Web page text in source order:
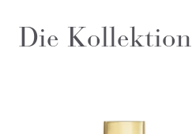
Die Kollektion